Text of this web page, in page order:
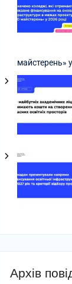
майстерень»
Архів